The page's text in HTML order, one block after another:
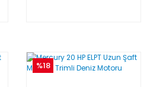
%18